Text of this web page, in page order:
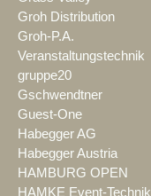
Groh Distribution
Groh-P.A.
Veranstaltungstechnik
gruppe20
Gschwendtner
Guest-One
Habegger AG
Habegger Austria
HAMBURG OPEN
HAMKE Event-Technik